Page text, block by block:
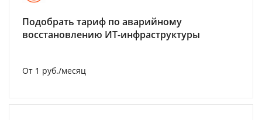
Подобрать тариф по аварийному
восстановлению ИТ-инфраструктуры
От 1 руб./месяц